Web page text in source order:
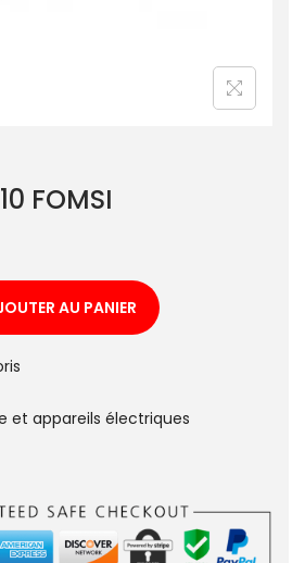
FOMSI
AU PANIER
et appareils électriques